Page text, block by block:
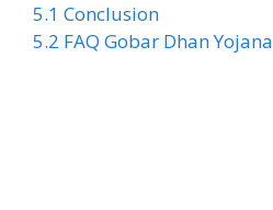
5.1 Conclusion
5.2 FAQ Gobar Dhan Yojana